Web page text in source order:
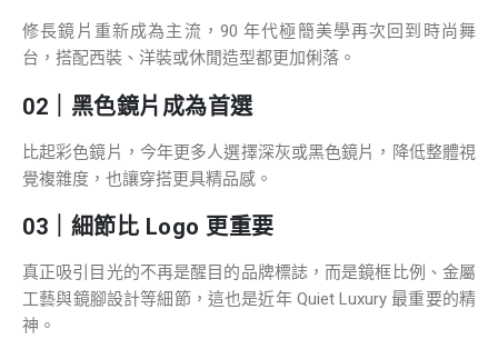
修長鏡片重新成為主流，90 年代極簡美學再次回到時尚舞
台，搭配西裝、洋裝或休閒造型都更加俐落。
02｜黑色鏡片成為首選
比起彩色鏡片，今年更多人選擇深灰或黑色鏡片，降低整體視
覺複雜度，也讓穿搭更具精品感。
03｜細節比 Logo 更重要
真正吸引目光的不再是醒目的品牌標誌，而是鏡框比例、金屬
工藝與鏡腳設計等細節，這也是近年 Quiet Luxury 最重要的精
神。